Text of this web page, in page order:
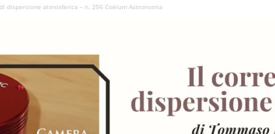
dispersione atmosferica – n. 256 Coelum Astronomia